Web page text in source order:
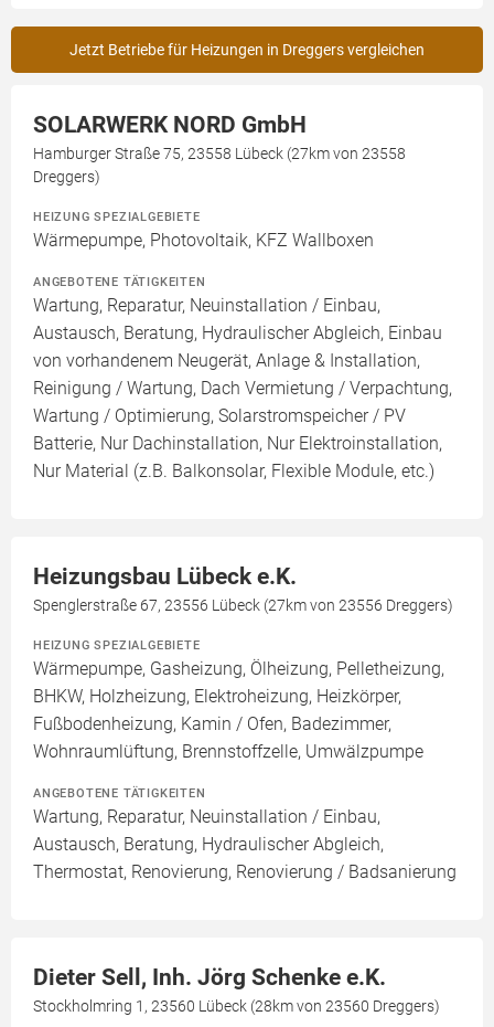
Jetzt Betriebe für Heizungen in Dreggers vergleichen
SOLARWERK NORD GmbH
Hamburger Straße 75, 23558 Lübeck (27km von 23558
Dreggers)
HEIZUNG SPEZIALGEBIETE
Wärmepumpe, Photovoltaik, KFZ Wallboxen
ANGEBOTENE TÄTIGKEITEN
Wartung, Reparatur, Neuinstallation / Einbau,
Austausch, Beratung, Hydraulischer Abgleich, Einbau
von vorhandenem Neugerät, Anlage & Installation,
Reinigung / Wartung, Dach Vermietung / Verpachtung,
Wartung / Optimierung, Solarstromspeicher / PV
Batterie, Nur Dachinstallation, Nur Elektroinstallation,
Nur Material (z.B. Balkonsolar, Flexible Module, etc.)
Heizungsbau Lübeck e.K.
Spenglerstraße 67, 23556 Lübeck (27km von 23556 Dreggers)
HEIZUNG SPEZIALGEBIETE
Wärmepumpe, Gasheizung, Ölheizung, Pelletheizung,
BHKW, Holzheizung, Elektroheizung, Heizkörper,
Fußbodenheizung, Kamin / Ofen, Badezimmer,
Wohnraumlüftung, Brennstoffzelle, Umwälzpumpe
ANGEBOTENE TÄTIGKEITEN
Wartung, Reparatur, Neuinstallation / Einbau,
Austausch, Beratung, Hydraulischer Abgleich,
Thermostat, Renovierung, Renovierung / Badsanierung
Dieter Sell, Inh. Jörg Schenke e.K.
Stockholmring 1, 23560 Lübeck (28km von 23560 Dreggers)